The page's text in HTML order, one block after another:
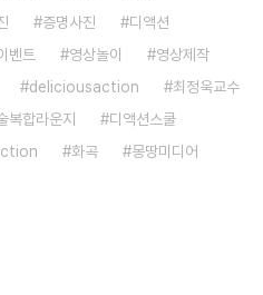
증명사진
디액션
벤트 영상놀이
영상제작
deliciousaction
최정욱교수
복합라운지
디액션스쿨
화곡
몽땅미디어